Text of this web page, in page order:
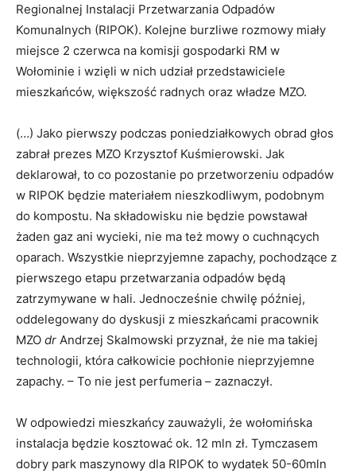
Regionalnej Instalacji Przetwarzania Odpadów
Komunalnych (RIPOK). Kolejne burzliwe rozmowy miały
miejsce 2 czerwca na komisji gospodarki RM w
Wołominie i wzięli w nich udział przedstawiciele
mieszkańców, większość radnych oraz władze MZO.
(…) Jako pierwszy podczas poniedziałkowych obrad głos
zabrał prezes MZO Krzysztof Kuśmierowski. Jak
deklarował, to co pozostanie po przetworzeniu odpadów
w RIPOK będzie materiałem nieszkodliwym, podobnym
do kompostu. Na składowisku nie będzie powstawał
żaden gaz ani wycieki, nie ma też mowy o cuchnących
oparach. Wszystkie nieprzyjemne zapachy, pochodzące z
pierwszego etapu przetwarzania odpadów będą
zatrzymywane w hali. Jednocześnie chwilę później,
oddelegowany do dyskusji z mieszkańcami pracownik
MZO dr Andrzej Skalmowski przyznał, że nie ma takiej
technologii, która całkowicie pochłonie nieprzyjemne
zapachy. – To nie jest perfumeria – zaznaczył.
W odpowiedzi mieszkańcy zauważyli, że wołomińska
instalacja będzie kosztować ok. 12 mln zł. Tymczasem
dobry park maszynowy dla RIPOK to wydatek 50-60mln